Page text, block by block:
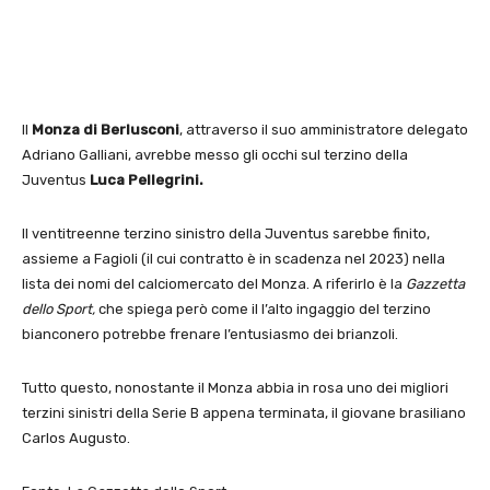
Il Monza di Berlusconi, attraverso il suo amministratore delegato
Adriano Galliani, avrebbe messo gli occhi sul terzino della
Juventus Luca Pellegrini.
Il ventitreenne terzino sinistro della Juventus sarebbe finito,
assieme a Fagioli (il cui contratto è in scadenza nel 2023) nella
lista dei nomi del calciomercato del Monza. A riferirlo è la Gazzetta
dello Sport, che spiega però come il l’alto ingaggio del terzino
bianconero potrebbe frenare l’entusiasmo dei brianzoli.
Tutto questo, nonostante il Monza abbia in rosa uno dei migliori
terzini sinistri della Serie B appena terminata, il giovane brasiliano
Carlos Augusto.